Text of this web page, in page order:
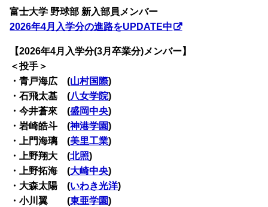
富士大学 野球部 新入部員メンバー
2026年4月入学分の進路をUPDATE中
【2026年4月入学分(3月卒業分)メンバー】
＜投手＞
・青戸海広 (山村国際)
・石飛太基 (八女学院)
・今井蒼來 (盛岡中央)
・岩崎皓斗 (神港学園)
・上門海璃 (美里工業)
・上野翔大 (北照)
・上野拓海 (大崎中央)
・大森太陽 (いわき光洋)
・小川翼 (東亜学園)